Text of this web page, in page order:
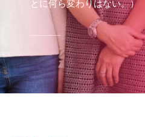
とに何ら変わりはない。）